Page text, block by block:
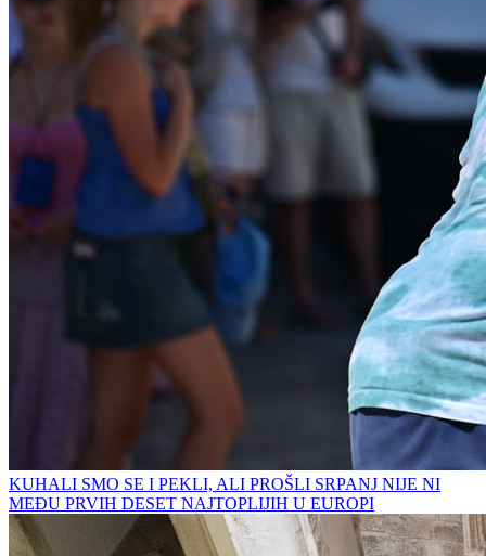
KUHALI SMO SE I PEKLI, ALI PROŠLI SRPANJ NIJE NI
MEĐU PRVIH DESET NAJTOPLIJIH U EUROPI